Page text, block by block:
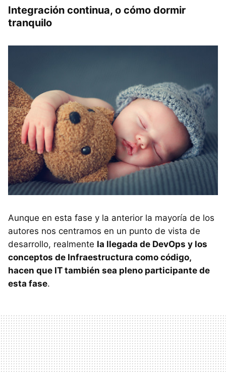
Integración continua, o cómo dormir
tranquilo
Aunque en esta fase y la anterior la mayoría de los
autores nos centramos en un punto de vista de
desarrollo, realmente la llegada de DevOps y los
conceptos de Infraestructura como código,
hacen que IT también sea pleno participante de
esta fase.